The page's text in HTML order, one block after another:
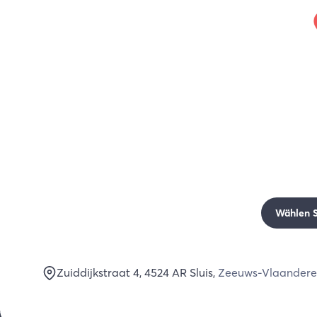
Wählen
Zuiddijkstraat 4, 4524 AR Sluis, Zeeuws-